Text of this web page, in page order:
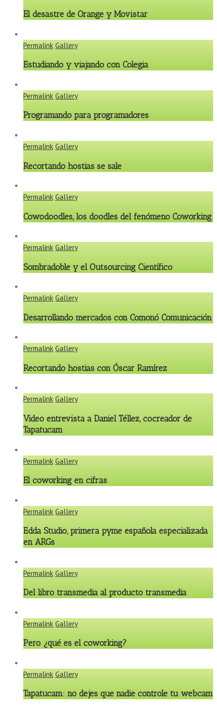
El desastre de Orange y Movistar
Permalink Gallery
Estudiando y viajando con Colegia
Permalink Gallery
Programando para programadores
Permalink Gallery
Recortando hostias se sale
Permalink Gallery
Cowodoodles, los doodles del fenómeno Coworking
Permalink Gallery
Sombradoble y el Outsourcing Científico
Permalink Gallery
Desarrollando mercados con Comonó Comunicación
Permalink Gallery
Recortando hostias con Óscar Ramírez
Permalink Gallery
Video entrevista a Daniel Téllez, cocreador de
Tapatucam
Permalink Gallery
El coworking en cifras
Permalink Gallery
Edda Studio, primera pyme española especializada
en ARGs
Permalink Gallery
Del libro transmedia al producto transmedia
Permalink Gallery
Pero ¿qué es el coworking?
Permalink Gallery
Tapatucam: no dejes que nadie controle tu webcam